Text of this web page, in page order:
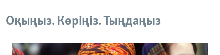
Оқыңыз. Көріңіз. Тыңдаңыз